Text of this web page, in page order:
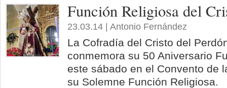
Función Religiosa del
23.03.14 | Antonio Fernández
La Cofradía del Cristo del
conmemora su 50 Aniversario
este sábado en el Convento de
su Solemne Función Religiosa.